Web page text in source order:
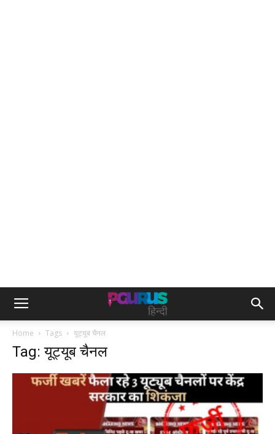
Home Tags यूट्यूब चैनल
Tag: यूट्यूब चैनल